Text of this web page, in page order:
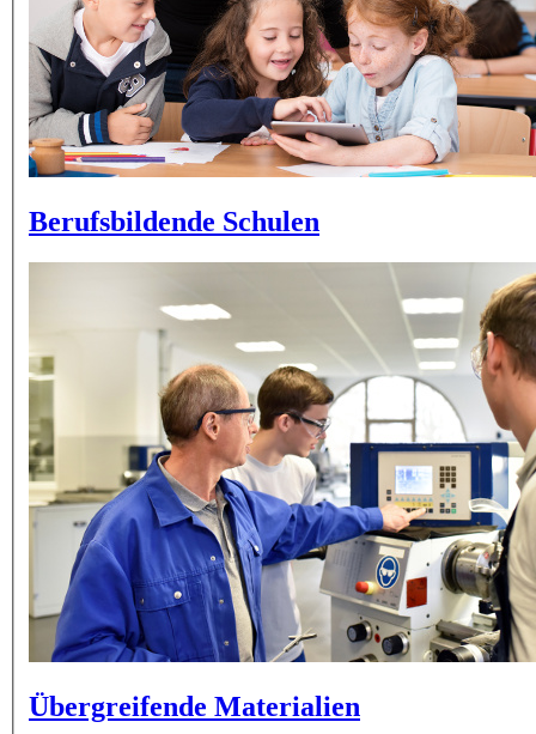
Berufsbildende Schulen
Übergreifende Materialien